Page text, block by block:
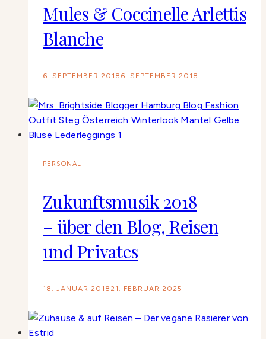
Mules & Coccinelle Arlettis
Blanche
6. SEPTEMBER 2018 6. SEPTEMBER 2018
PERSONAL
Zukunftsmusik 2018
– über den Blog, Reisen
und Privates
18. JANUAR 2018 21. FEBRUAR 2025